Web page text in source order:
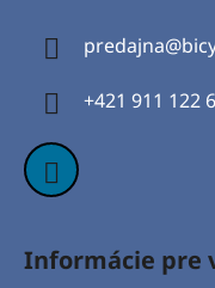
predajna@
+421 911 122
Informácie pre